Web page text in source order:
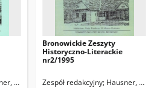
Wojciech
Bronowickie Zeszyty
Historyczno-Literackie
nr2/1995
Zespół redakcyjny Hausner,